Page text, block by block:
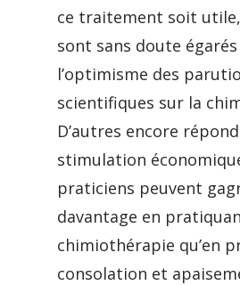
ce traitement soit utile,
sont sans doute
l’optimisme des
scientifiques sur la
D’autres encore
stimulation
praticiens peuvent
davantage en
chimiothérapie qu’en
consolation et